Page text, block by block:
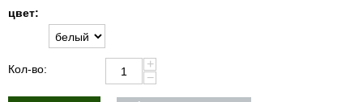
цвет:
Кол-во:
+
−